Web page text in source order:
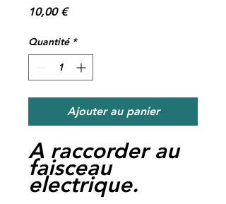
10,00 €Prix
Quantité *
Ajouter au panier
A raccorder au
faisceau
electrique.